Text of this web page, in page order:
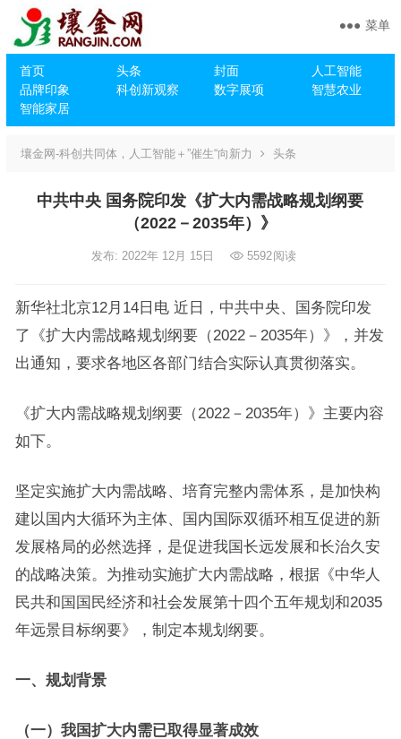
首页 头条 封面
人工智能
品牌印象
科创新观察 数字展项
智慧农业
智能家居
菜单
壤金网-科创共同体，人工智能＋”催生“向新力 头条
中共中央 国务院印发《扩大内需战略规划纲要
（2022－2035年）》
发布: 2022年 12月 15日 5592阅读
新华社北京12月14日电 近日，中共中央、国务院印发
了《扩大内需战略规划纲要（2022－2035年）》，并发
出通知，要求各地区各部门结合实际认真贯彻落实。
《扩大内需战略规划纲要（2022－2035年）》主要内容
如下。
坚定实施扩大内需战略、培育完整内需体系，是加快构
建以国内大循环为主体、国内国际双循环相互促进的新
发展格局的必然选择，是促进我国长远发展和长治久安
的战略决策。为推动实施扩大内需战略，根据《中华人
民共和国国民经济和社会发展第十四个五年规划和2035
年远景目标纲要》，制定本规划纲要。
一、规划背景
（一）我国扩大内需已取得显著成效